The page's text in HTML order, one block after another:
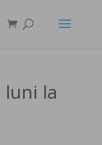
luni la